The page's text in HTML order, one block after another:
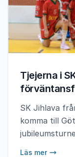
Tjejerna i
SK Jihlava
komma till
Läs mer